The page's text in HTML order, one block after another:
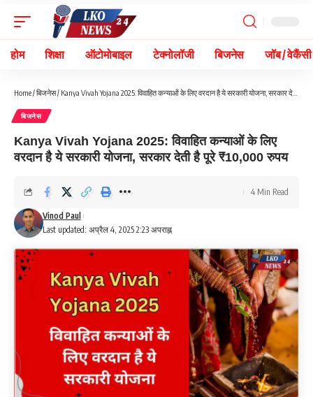
होम शिक्षा ऑटोमोबाइल टेक्नोलॉजी बिजनेस जॉब / वेकैंसी
Home/बिजनेस/ Kanya Vivah Yojana 2025: विवाहित कन्याओं के लिए वरदान है ये सरकारी योजना, सरकार देती है पूरे ₹10,000 रुपय
बिजनेस
Kanya Vivah Yojana 2025: विवाहित कन्याओं के लिए
वरदान है ये सरकारी योजना, सरकार देती है पूरे ₹10,000 रुपय
Last updated: अप्रैल 4, 2025 2:23 अपराह्न
Vinod Paul
4 Min Read